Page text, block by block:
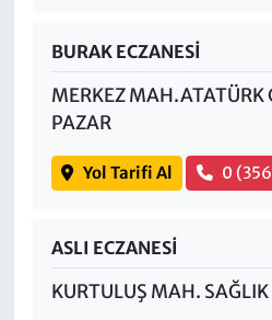
BURAK ECZANESİ
MERKEZ MAH.ATATÜRK
PAZAR
Yol Tarifi Al 0
ASLI ECZANESİ
KURTULUŞ MAH.